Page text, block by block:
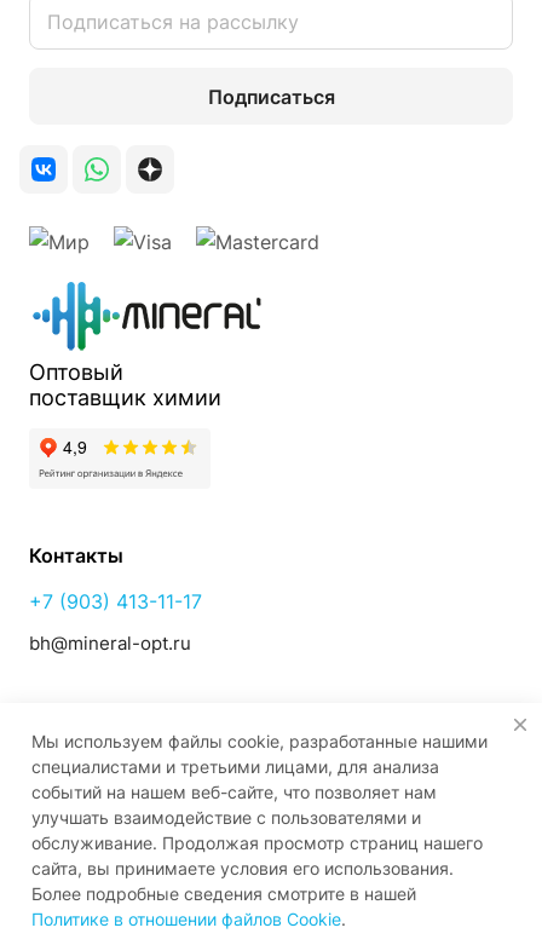
Подписаться
Оптовый
поставщик химии
Контакты
+7 (903) 413-11-17
bh@mineral-opt.ru
г. Георгиевск,
ул. Октябрьская № 151
© 2026 Все права защищены
ИНН 2630002956 КПП 2630001001 ОГРН
Мы используем файлы cookie, разработанные нашими
специалистами и третьими лицами, для анализа
событий на нашем веб-сайте, что позволяет нам
улучшать взаимодействие с пользователями и
обслуживание. Продолжая просмотр страниц нашего
сайта, вы принимаете условия его использования.
Более подробные сведения смотрите в нашей
Политике в отношении файлов Cookie.